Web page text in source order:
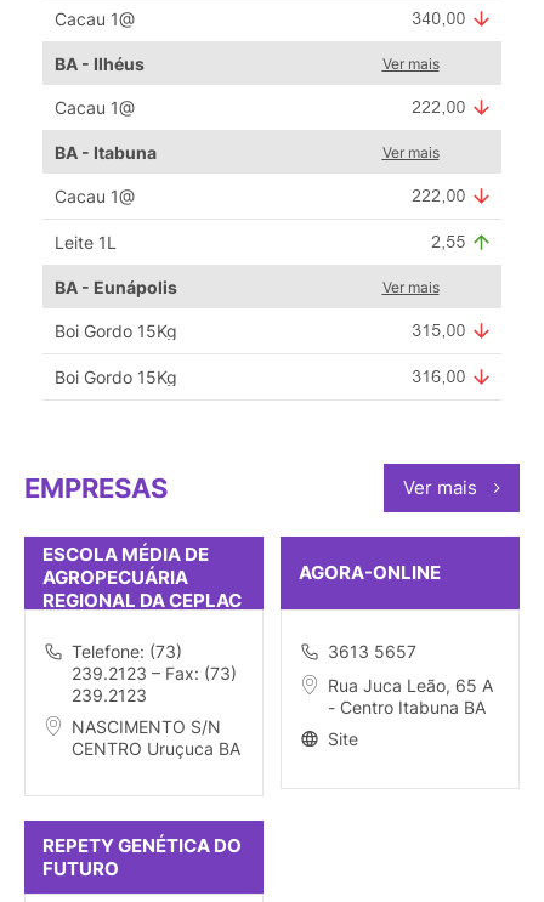
Cacau 1@
BA - Ilhéus Ver mais
Cacau 1@
BA - Itabuna Ver mais
Cacau 1@
Leite 1L
BA - Eunápolis Ver mais
Boi Gordo 15Kg
Boi Gordo 15Kg
EMPRESAS Ver mais
ESCOLA MÉDIA DE
AGROPECUÁRIA
REGIONAL DA CEPLAC
Telefone: (73)
239.2123 – Fax: (73)
239.2123
NASCIMENTO S/N
CENTRO Uruçuca BA
AGORA-ONLINE
3613 5657
Rua Juca Leão, 65 A
- Centro Itabuna BA
Site
REPETY GENÉTICA DO
FUTURO